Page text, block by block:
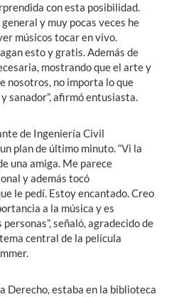
con esta posibilidad.
y muy pocas veces he
músicos tocar en vivo.
esto y gratis. Además de
mostrando que el arte y
nosotros, no importa lo que
sanador”, afirmó entusiasta.
de Ingeniería Civil
plan de último minuto. “Vi la
una amiga. Me parece
y además tocó
le pedí. Estoy encantado. Creo
a la música y es
señaló, agradecido de
central de la película
Derecho, estaba en la biblioteca